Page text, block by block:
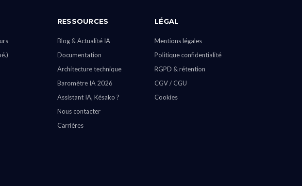
RESSOURCES
Blog & Actualité IA
Documentation
Architecture technique
Baromètre IA 2026
Assistant IA, Késako ?
Nous contacter
Carrières
LÉGAL
Mentions légales
Politique confidentialité
RGPD & rétention
CGV / CGU
Cookies